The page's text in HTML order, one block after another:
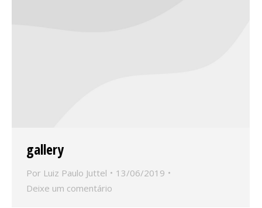
gallery
Por Luiz Paulo Juttel
13/06/2019
Deixe um comentário